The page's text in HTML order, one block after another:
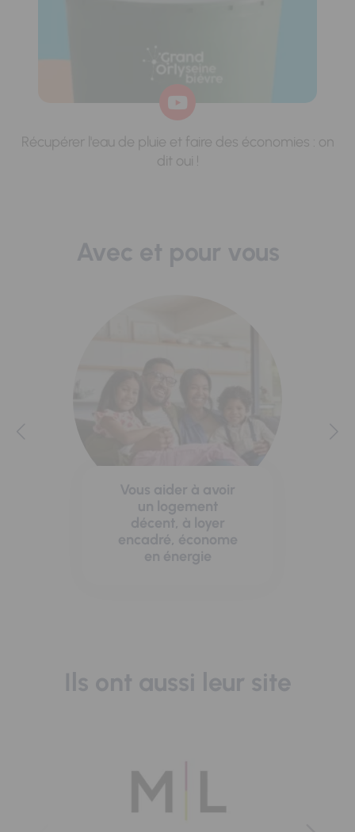
Récupérer l'eau de pluie et faire des économies : on
dit oui !
Avec et pour vous
Vous aider à avoir
un logement
décent, à loyer
encadré, économe
en énergie
Ils ont aussi leur site